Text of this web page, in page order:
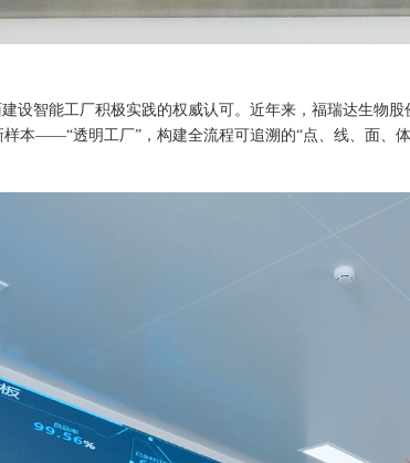
智能工厂积极实践的权威认可。近年来，福瑞达生物
本——“透明工厂”，构建全流程可追溯的“点、线、面、